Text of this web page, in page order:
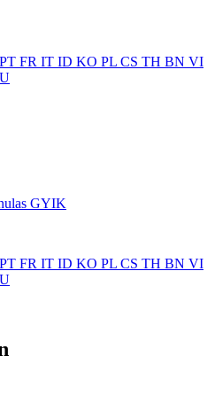
PT FR IT ID KO PL CS TH BN VI
GYIK
PT FR IT ID KO PL CS TH BN VI